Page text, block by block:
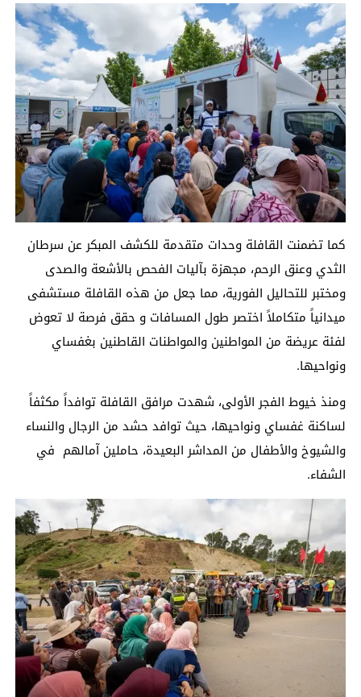
كما تضمنت القافلة وحدات متقدمة للكشف المبكر عن سرطان
الثدي وعنق الرحم، مجهزة بآليات الفحص بالأشعة والصدى
ومختبر للتحاليل الفورية، مما جعل من هذه القافلة مستشفى
ميدانياً متكاملاً اختصر طول المسافات و حقق فرصة لا تعوض
لفئة عريضة من المواطنين والمواطنات القاطنين بغفساي
ونواحيها.
ومنذ خيوط الفجر الأولى، شهدت مرافق القافلة توافداً مكثفاً
لساكنة غفساي ونواحيها، حيث توافد حشد من الرجال والنساء
والشيوخ والأطفال من المداشر البعيدة، حاملين آمالهم في
الشفاء.